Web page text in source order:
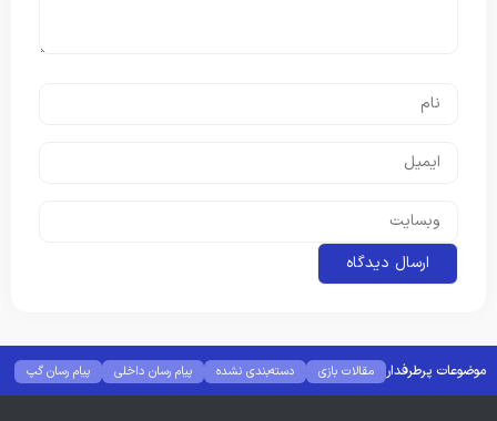
موضوعات پرطرفدار مقالات بازی دسته‌بندی نشده پیام رسان داخلی
پیام رسان گپ
بهترین گجت ها
هوش مصنوعی رفع خطا و ارور